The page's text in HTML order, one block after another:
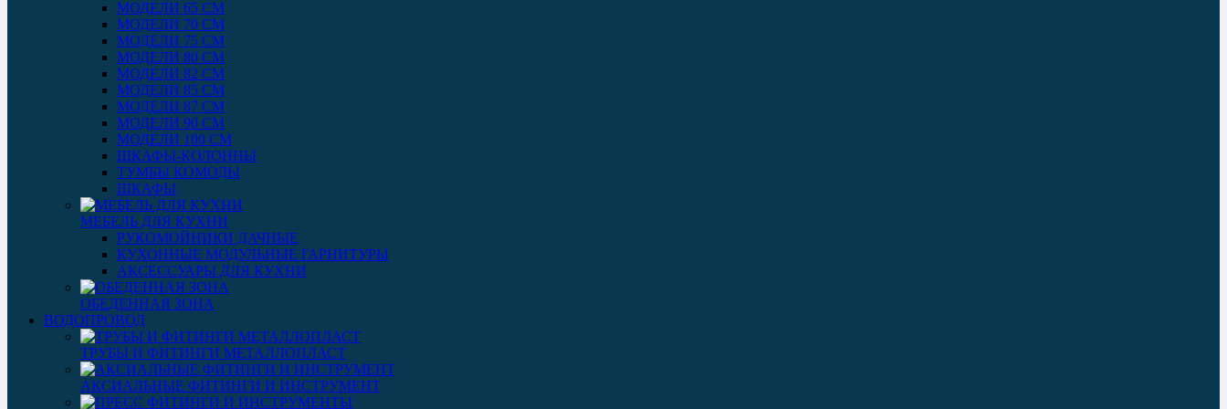
МОДЕЛИ 65 СМ
МОДЕЛИ 70 СМ
МОДЕЛИ 75 СМ
МОДЕЛИ 80 СМ
МОДЕЛИ 82 СМ
МОДЕЛИ 85 СМ
МОДЕЛИ 87 СМ
МОДЕЛИ 90 СМ
МОДЕЛИ 100 СМ
ШКАФЫ-КОЛОННЫ
ТУМБЫ КОМОДЫ
ШКАФЫ
МЕБЕЛЬ ДЛЯ КУХНИ
РУКОМОЙНИКИ ДАЧНЫЕ
КУХОННЫЕ МОДУЛЬНЫЕ ГАРНИТУРЫ
АКСЕССУАРЫ ДЛЯ КУХНИ
ОБЕДЕННАЯ ЗОНА
ВОДОПРОВОД
ТРУБЫ И ФИТИНГИ МЕТАЛЛОПЛАСТ
АКСИАЛЬНЫЕ ФИТИНГИ И ИНСТРУМЕНТ